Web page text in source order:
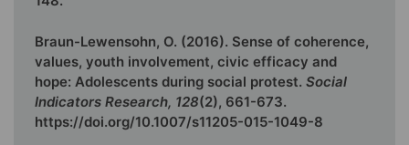
Braun-Lewensohn, O. (2016). Sense of coherence,
values, youth involvement, civic efficacy and
hope: Adolescents during social protest. Social
Indicators Research, 128(2), 661-673.
https://doi.org/10.1007/s11205-015-1049-8